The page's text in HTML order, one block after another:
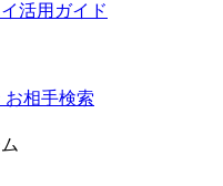
活用ガイド
お相手検索